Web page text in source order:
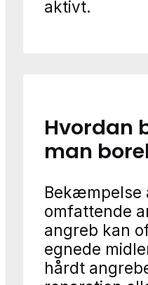
aktivt.
Hvordan
man
omfattende
angreb kan
egnede
hårdt